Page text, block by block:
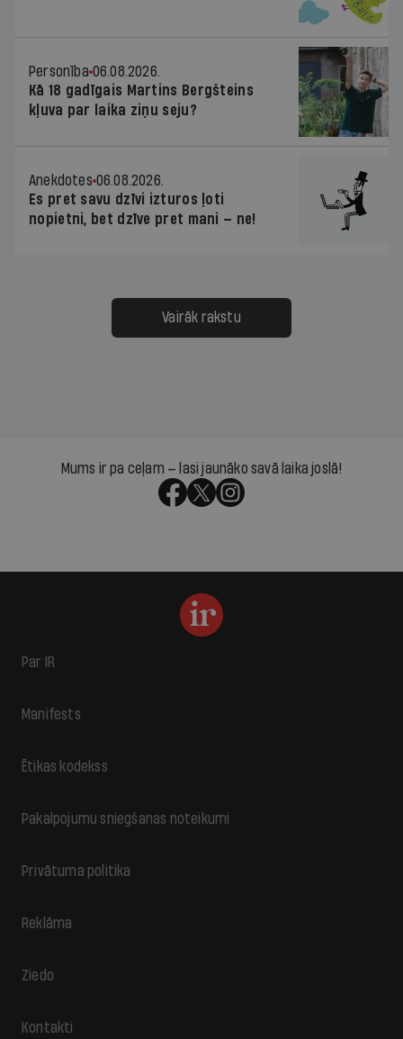
Personība 06.08.2026.
Kā 18 gadīgais Martins Bergšteins
kļuva par laika ziņu seju?
Anekdotes 06.08.2026.
Es pret savu dzīvi izturos ļoti
nopietni, bet dzīve pret mani — ne!
Vairāk rakstu
Mums ir pa ceļam — lasi jaunāko savā laika joslā!
Par IR
Manifests
Ētikas kodekss
Pakalpojumu sniegšanas noteikumi
Privātuma politika
Reklāma
Ziedo
Kontakti